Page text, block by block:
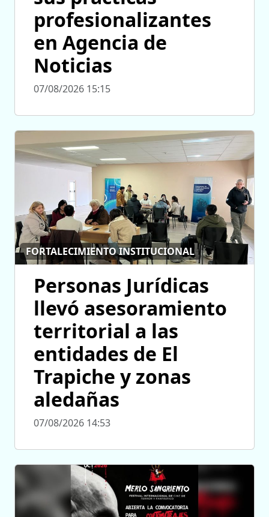
profesionalizantes
en Agencia de
Noticias
07/08/2026 15:15
FORTALECIMIENTO INSTITUCIONAL
Personas Jurídicas
llevó asesoramiento
territorial a las
entidades de El
Trapiche y zonas
aledañas
07/08/2026 14:53